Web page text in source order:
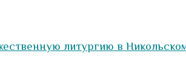
литургию в